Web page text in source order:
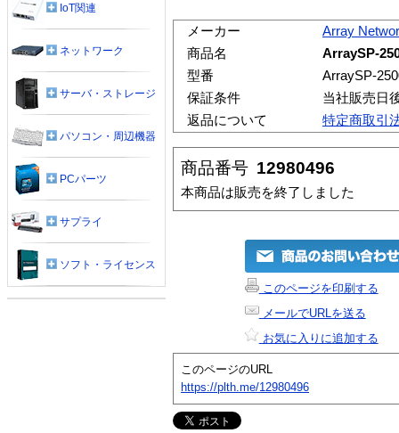
メーカー
Array
商品名
ArraySP-
型番
ArraySP-
保証条件
当社販売日
返品について
特定商取引
商品番号 12980496
本商品は販売を終了しました
このページを印刷する
メールでURLを送る
お気に入りに追加する
このページのURL
https://plth.me/12980496
IoT関連
ネットワーク
サーバ・ストレージ
パソコン・周辺機器
PCパーツ
サプライ
ソフト・ライセンス